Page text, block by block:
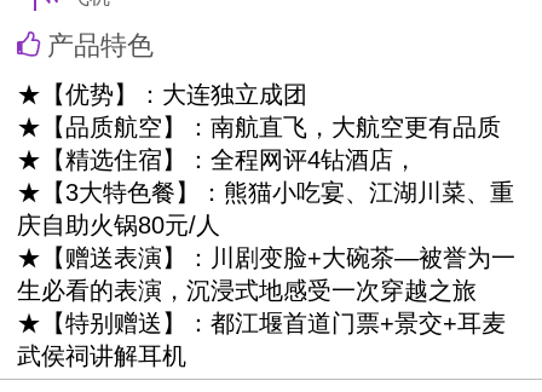
产品特色
★【优势】：大连独立成团
★【品质航空】：南航直飞，大航空更有品质
★【精选住宿】：全程网评4钻酒店，
★【3大特色餐】：熊猫小吃宴、江湖川菜、重
庆自助火锅80元/人
★【赠送表演】：川剧变脸+大碗茶—被誉为一
生必看的表演，沉浸式地感受一次穿越之旅
★【特别赠送】：都江堰首道门票+景交+耳麦
武侯祠讲解耳机